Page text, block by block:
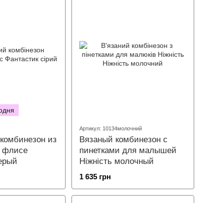
из
флисе
Артикул: 10134молочний
Вязаный комбинезон с
пинетками для малышей
Ніжність молочный
1 635 грн